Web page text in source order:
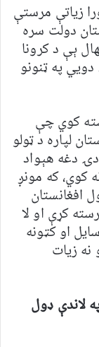
زیاتې مرستې
دولت سره
ېې د کرونا
په ټنونو
کوي چې
لپاره د ټولو
دغه هېواد
کوي، که مونږ
افغانستان
کړې او لا
او کټونه
زیات
لاندې ډول